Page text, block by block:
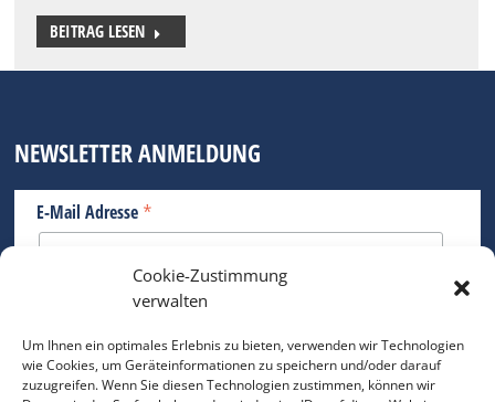
Cookie-Zustimmung
verwalten
Um Ihnen ein optimales Erlebnis zu bieten, verwenden wir Technologien
wie Cookies, um Geräteinformationen zu speichern und/oder darauf
zuzugreifen. Wenn Sie diesen Technologien zustimmen, können wir
BEITRAG LESEN
NEWSLETTER ANMELDUNG
E-Mail Adresse *
Bitte geben Sie Ihre E-Mail Adresse ein.
*